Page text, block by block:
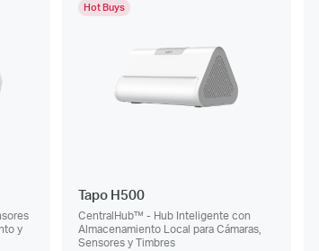
y
Hot Buys
Tapo H500
CentralHub™ - Hub Inteligente con
Almacenamiento Local para Cámaras,
Sensores y Timbres